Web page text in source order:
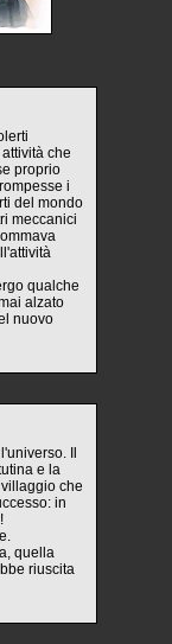
che
proprio
i
del mondo
meccanici
qualche
alzato
nuovo
Il
e la
che
in
quella
riuscita